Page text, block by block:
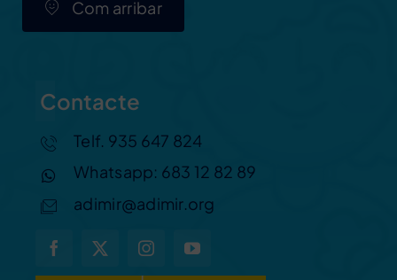
Com arribar
Contacte
Telf. 935 647 824
Whatsapp: 683 12 82 89
adimir@adimir.org